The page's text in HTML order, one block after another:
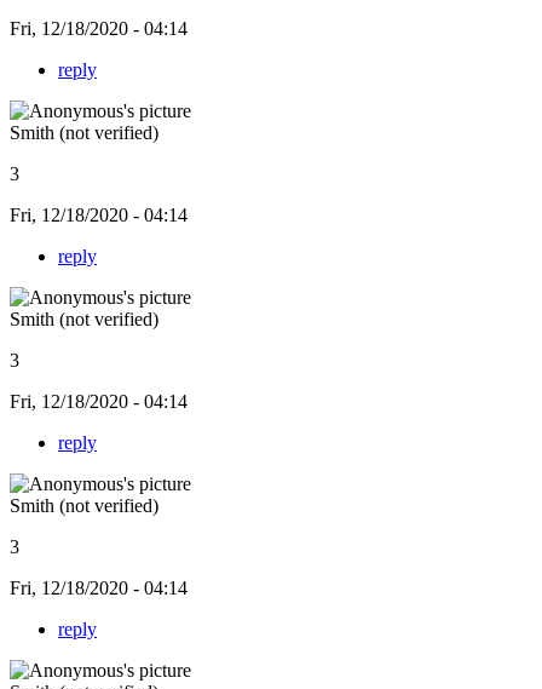
Fri, 12/18/2020 - 04:14
reply
Smith (not verified)
3
Fri, 12/18/2020 - 04:14
reply
Smith (not verified)
3
Fri, 12/18/2020 - 04:14
reply
Smith (not verified)
3
Fri, 12/18/2020 - 04:14
reply